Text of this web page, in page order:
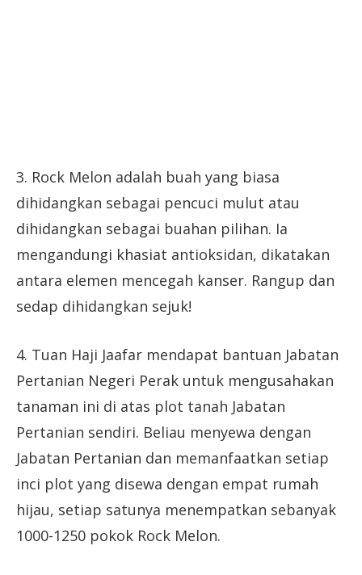
3. Rock Melon adalah buah yang biasa
dihidangkan sebagai pencuci mulut atau
dihidangkan sebagai buahan pilihan. Ia
mengandungi khasiat antioksidan, dikatakan
antara elemen mencegah kanser. Rangup dan
sedap dihidangkan sejuk!
4. Tuan Haji Jaafar mendapat bantuan Jabatan
Pertanian Negeri Perak untuk mengusahakan
tanaman ini di atas plot tanah Jabatan
Pertanian sendiri. Beliau menyewa dengan
Jabatan Pertanian dan memanfaatkan setiap
inci plot yang disewa dengan empat rumah
hijau, setiap satunya menempatkan sebanyak
1000-1250 pokok Rock Melon.